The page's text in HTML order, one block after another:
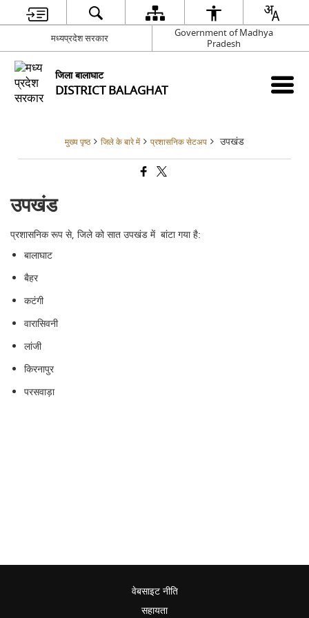
मध्यप्रदेश सरकार
Government of Madhya
Pradesh
जिला बालाघाट
DISTRICT BALAGHAT
मुख्य पृष्ठ जिले के बारे में प्रशासनिक सेटअप उपखंड
उपखंड
प्रशासनिक रूप से, जिले को सात उपखंड में बांटा गया है:
बालाघाट
बैहर
कटंगी
वारासिवनी
लांजी
किरनापुर
परसवाड़ा
वेबसाइट नीति
सहायता